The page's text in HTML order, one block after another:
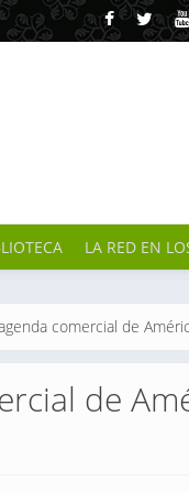
LA RED EN
comercial de
de